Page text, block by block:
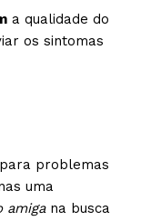
a qualidade do
os sintomas
para problemas
uma
amigana busca